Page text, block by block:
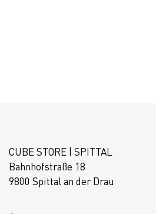
CUBE STORE | SPITTAL
Bahnhofstraße 18
9800 Spittal an der Drau